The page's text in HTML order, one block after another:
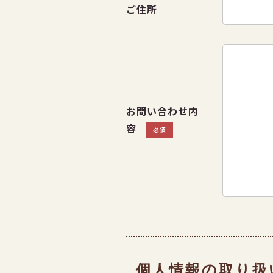
ご住所
お問い合わせ内
容
必須
個人情報の取り扱